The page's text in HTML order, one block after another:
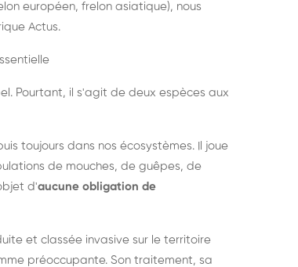
européen, frelon asiatique), nous
Actus.
Pourtant, il s'agit de deux espèces aux
toujours dans nos écosystèmes. Il joue
de mouches, de guêpes, de
d'aucune obligation de
et classée invasive sur le territoire
préoccupante. Son traitement, sa